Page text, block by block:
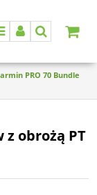
PanelSzukaj
PRO 70 Bundle
z obrożą PT